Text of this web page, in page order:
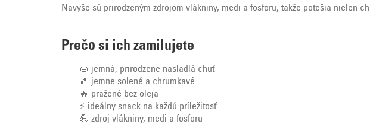
Navyše sú prirodzeným zdrojom vlákniny, medi a fosforu, takže potešia nielen
Prečo si ich zamilujete
🌰 jemná, prirodzene nasladlá chuť
🧂 jemne solené a chrumkavé
🔥 pražené bez oleja
⚡ ideálny snack na každú príležitosť
💪 zdroj vlákniny, medi a fosforu